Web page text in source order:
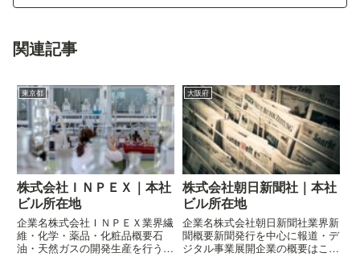
関連記事
東京都
株式会社ＩＮＰＥＸ｜本社
ビル所在地
企業名株式会社ＩＮＰＥＸ業界繊
維・化学・薬品・化粧品概要石
油・天然ガスの開発生産を行うエ
大阪府
株式会社朝日新聞社｜本社
ビル所在地
企業名株式会社朝日新聞社業界新
聞概要新聞発行を中心に報道・デ
ジタル事業展開企業の概要はこち